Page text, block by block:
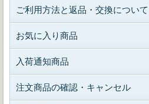
ご利用方法と返品・交換について
お気に入り商品
入荷通知商品
注文商品の確認・キャンセル